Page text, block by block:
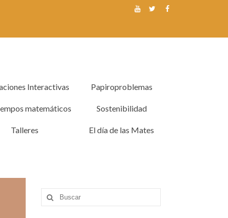
Interactivas Papiroproblemas
matemáticos Sostenibilidad
Talleres El día de las Mates
Buscar
por: